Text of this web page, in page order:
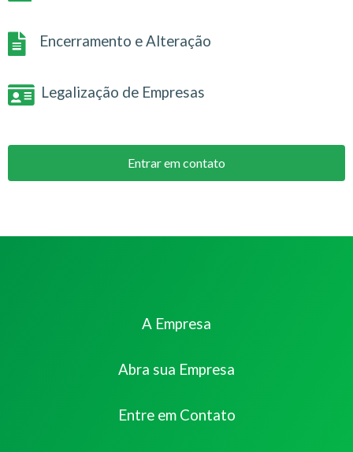
Encerramento e Alteração
Legalização de Empresas
Entrar em contato
A Empresa
Abra sua Empresa
Entre em Contato